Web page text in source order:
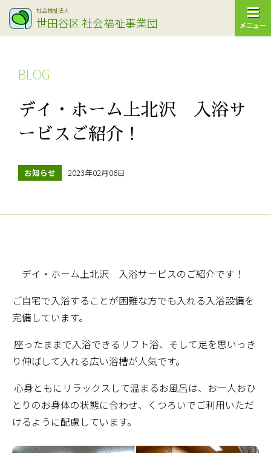
社会福祉法人
世田谷区社会福祉事業団
BLOG
デイ・ホーム上北沢 入浴サ
ービスご紹介！
お知らせ 2023年02月06日
デイ・ホーム上北沢 入浴サービスのご紹介です！
ご自宅で入浴することが困難な方でも入れる入浴設備を
完備しています。
座ったままで入浴できるリフト浴、そして足を思いっき
り伸ばして入れる広い浴槽が人気です。
心身ともにリラックスして温まるお風呂は、お一人おひ
とりのお身体の状態に合わせ、くつろいでご利用いただ
けるように配慮しています。
メニュー